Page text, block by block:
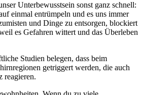
Unterbewusstsein sonst ganz schnell:
einmal entrümpeln und es uns immer
und Dinge zu entsorgen, blockiert
es Gefahren wittert und das Überleben
Studien belegen, dass beim
getriggert werden, die auch
reagieren.